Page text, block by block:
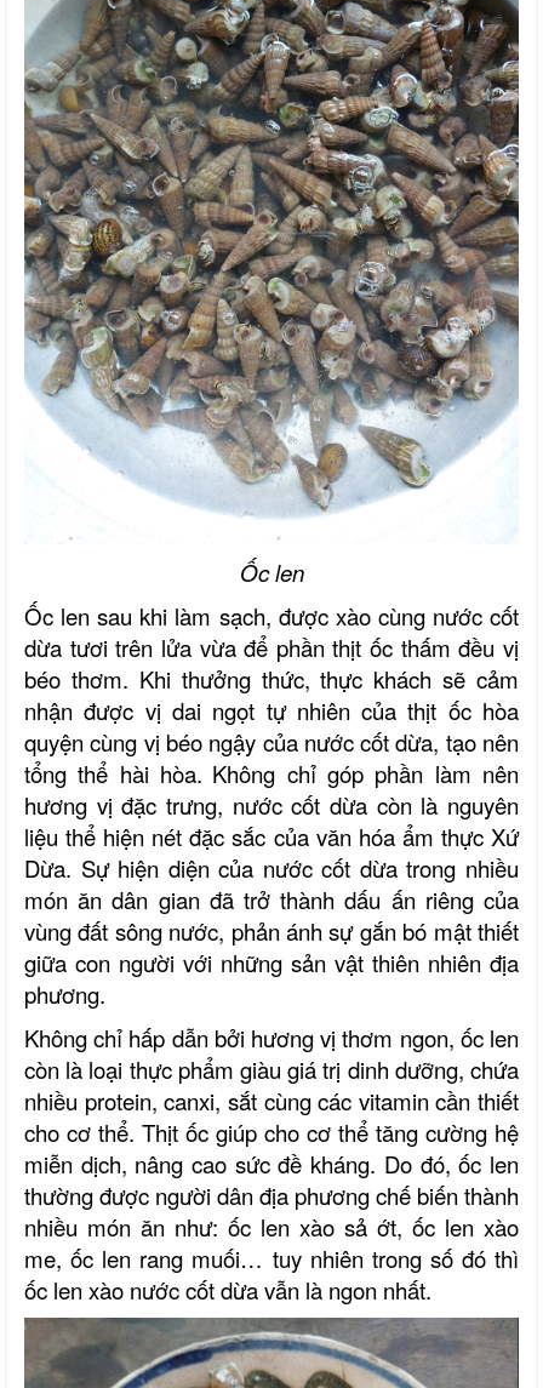
Ốc len
Ốc len sau khi làm sạch, được xào cùng nước cốt
dừa tươi trên lửa vừa để phần thịt ốc thấm đều vị
béo thơm. Khi thưởng thức, thực khách sẽ cảm
nhận được vị dai ngọt tự nhiên của thịt ốc hòa
quyện cùng vị béo ngậy của nước cốt dừa, tạo nên
tổng thể hài hòa. Không chỉ góp phần làm nên
hương vị đặc trưng, nước cốt dừa còn là nguyên
liệu thể hiện nét đặc sắc của văn hóa ẩm thực Xứ
Dừa. Sự hiện diện của nước cốt dừa trong nhiều
món ăn dân gian đã trở thành dấu ấn riêng của
vùng đất sông nước, phản ánh sự gắn bó mật thiết
giữa con người với những sản vật thiên nhiên địa
phương.
Không chỉ hấp dẫn bởi hương vị thơm ngon, ốc len
còn là loại thực phẩm giàu giá trị dinh dưỡng, chứa
nhiều protein, canxi, sắt cùng các vitamin cần thiết
cho cơ thể. Thịt ốc giúp cho cơ thể tăng cường hệ
miễn dịch, nâng cao sức đề kháng. Do đó, ốc len
thường được người dân địa phương chế biến thành
nhiều món ăn như: ốc len xào sả ớt, ốc len xào
me, ốc len rang muối… tuy nhiên trong số đó thì
ốc len xào nước cốt dừa vẫn là ngon nhất.